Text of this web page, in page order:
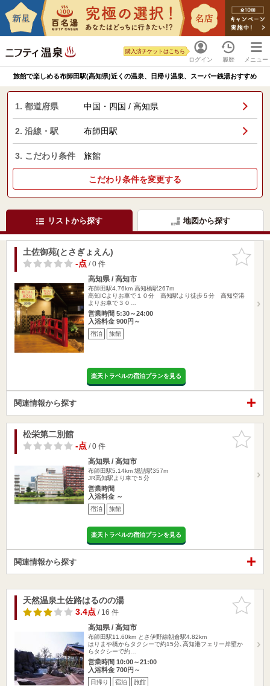
ログイン
購入済チケットはこちら
履歴 メニュー
旅館で楽しめる布師田駅(高知県)近くの温泉、日帰り温泉、スーパー銭湯おすすめ
1. 都道府県 中国・四国 / 高知県
2. 沿線・駅 布師田駅
3. こだわり条件 旅館
こだわり条件を変更する
リストから探す 地図から探す
お気に入
りに追加
土佐御苑(とさぎょえん)
-点/ 0 件
高知県 / 高知市
布師田駅4.76km 高知橋駅267m
高知ICよりお車で１０分 高知駅より徒歩５分 高知空港
よりお車で３０…
営業時間 5:30～24:00
入浴料金 900円～
宿泊 旅館
楽天トラベルの宿泊プランを見る
関連情報から探す
お気に入
りに追加
松栄第二別館
-点/ 0 件
高知県 / 高知市
布師田駅5.14km 堀詰駅357m
JR高知駅より車で５分
営業時間
入浴料金 ～
宿泊 旅館
楽天トラベルの宿泊プランを見る
関連情報から探す
お気に入
りに追加
天然温泉土佐路はるのの湯
3.4点/ 16 件
高知県 / 高知市
布師田駅11.60km とさ伊野線朝倉駅4.82km
はりまや橋からタクシーで約15分､高知港フェリー岸壁か
らタクシーで約…
営業時間 10:00～21:00
入浴料金 700円～
日帰り 宿泊 旅館